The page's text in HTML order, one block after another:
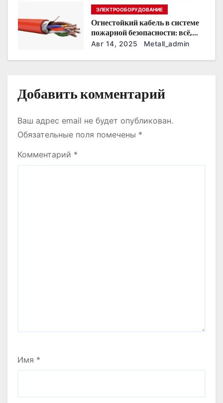
с
ЭЛЕКТРООБОРУДОВАНИЕ
Огнестойкий кабель в системе
пожарной безопасности: всё,
что нужно знать
Авг 14, 2025 Metall_admin
Добавить комментарий
Ваш адрес email не будет опубликован.
Обязательные поля помечены *
Комментарий *
Имя *